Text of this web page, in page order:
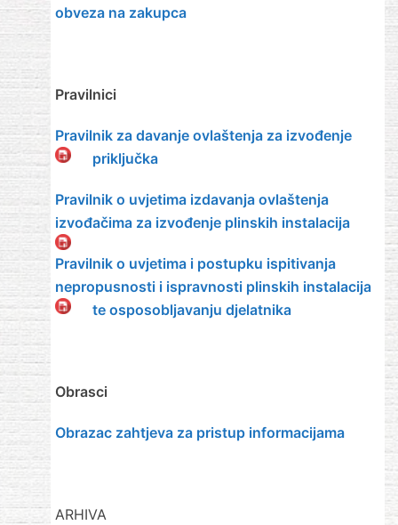
obveza na zakupca
Pravilnici
Pravilnik za davanje ovlaštenja za izvođenje
priključka
Pravilnik o uvjetima izdavanja ovlaštenja
izvođačima za izvođenje plinskih instalacija
Pravilnik o uvjetima i postupku ispitivanja
nepropusnosti i ispravnosti plinskih instalacija
te osposobljavanju djelatnika
Obrasci
Obrazac zahtjeva za pristup informacijama
ARHIVA